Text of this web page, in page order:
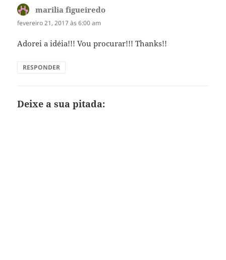
marilia figueiredo
fevereiro 21, 2017 às 6:00 am
Adorei a idéia!!! Vou procurar!!! Thanks!!
RESPONDER
Deixe a sua pitada: